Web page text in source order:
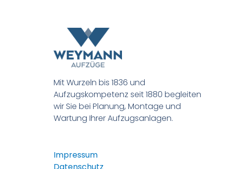
Mit Wurzeln bis 1836 und
Aufzugskompetenz seit 1880 begleiten
wir Sie bei Planung, Montage und
Wartung Ihrer Aufzugsanlagen.
Impressum
Datenschutz